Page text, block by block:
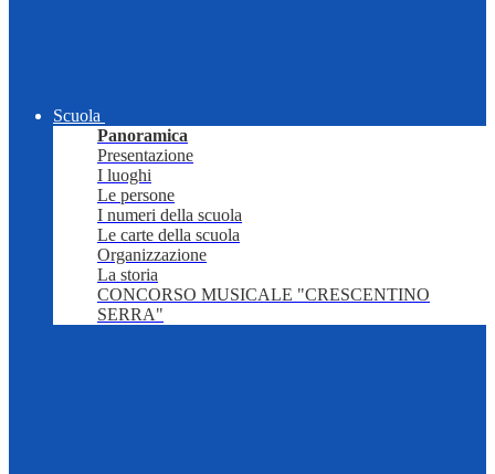
Scuola
Panoramica
Presentazione
I luoghi
Le persone
I numeri della scuola
Le carte della scuola
Organizzazione
La storia
CONCORSO MUSICALE "CRESCENTINO
SERRA"